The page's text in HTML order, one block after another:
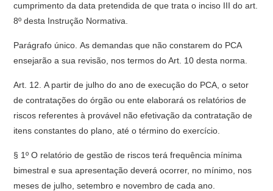
cumprimento da data pretendida de que trata o inciso III do art.
8º desta Instrução Normativa.
Parágrafo único. As demandas que não constarem do PCA
ensejarão a sua revisão, nos termos do Art. 10 desta norma.
Art. 12. A partir de julho do ano de execução do PCA, o setor
de contratações do órgão ou ente elaborará os relatórios de
riscos referentes à provável não efetivação da contratação de
itens constantes do plano, até o término do exercício.
§ 1º O relatório de gestão de riscos terá frequência mínima
bimestral e sua apresentação deverá ocorrer, no mínimo, nos
meses de julho, setembro e novembro de cada ano.